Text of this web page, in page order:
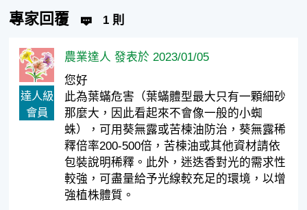
專家回覆 1 則
達人級
會員
農業達人 發表於 2023/01/05
您好
此為葉蟎危害（葉蟎體型最大只有一顆細砂
那麼大，因此看起來不會像一般的小蜘
蛛），可用葵無露或苦楝油防治，葵無露稀
釋倍率200-500倍，苦楝油或其他資材請依
包裝說明稀釋。此外，迷迭香對光的需求性
較強，可盡量給予光線較充足的環境，以增
強植株體質。